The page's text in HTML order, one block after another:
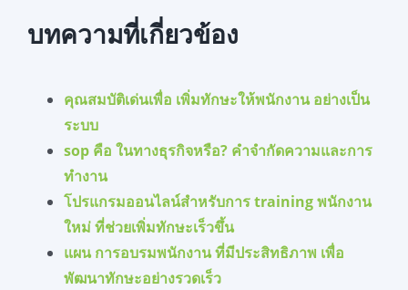
บทความที่เกี่ยวข้อง
คุณสมบัติเด่นเพื่อ เพิ่มทักษะให้พนักงาน อย่างเป็น
ระบบ
sop คือ ในทางธุรกิจหรือ? คำจำกัดความและการ
ทำงาน
โปรแกรมออนไลน์สำหรับการ training พนักงาน
ใหม่ ที่ช่วยเพิ่มทักษะเร็วขึ้น
แผน การอบรมพนักงาน ที่มีประสิทธิภาพ เพื่อ
พัฒนาทักษะอย่างรวดเร็ว